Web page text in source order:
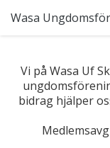
Wasa
Vi på Wasa Uf
bidrag hjälper